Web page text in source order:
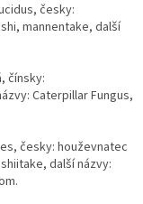
česky:
mannentake, další
čínsky:
Caterpillar Fungus,
česky: houževnatec
další názvy: